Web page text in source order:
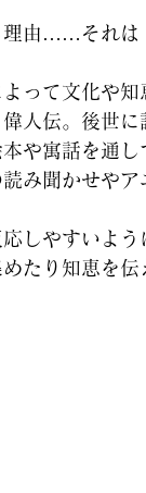
由……それは
って文化や知
人伝。後世
や寓話を通
み聞かせや
しやすいよう
たり知恵を